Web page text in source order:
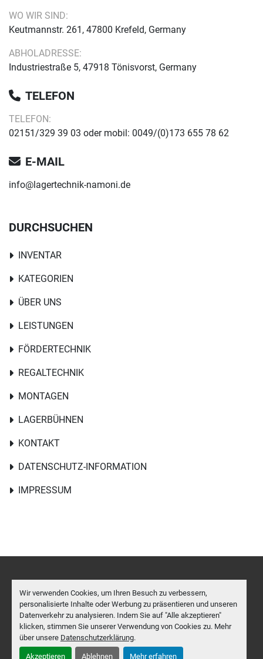
Wir verwenden Cookies, um Ihren Besuch zu verbessern,
personalisierte Inhalte oder Werbung zu präsentieren und unseren
Datenverkehr zu analysieren. Indem Sie auf "Alle akzeptieren"
klicken, stimmen Sie unserer Verwendung von Cookies zu. Mehr
über unsere Datenschutzerklärung.
Akzeptieren Ablehnen Mehr erfahren
WO WIR SIND:
Keutmannstr. 261, 47800 Krefeld, Germany
ABHOLADRESSE:
Industriestraße 5, 47918 Tönisvorst, Germany
TELEFON
TELEFON:
02151/329 39 03 oder mobil: 0049/(0)173 655 78 62
E-MAIL
info@lagertechnik-namoni.de
DURCHSUCHEN
INVENTAR
KATEGORIEN
ÜBER UNS
LEISTUNGEN
FÖRDERTECHNIK
REGALTECHNIK
MONTAGEN
LAGERBÜHNEN
KONTAKT
DATENSCHUTZ-INFORMATION
IMPRESSUM
Cookie-Einstellungen
Machinio System-Website vonMachinio
facebook
twitter